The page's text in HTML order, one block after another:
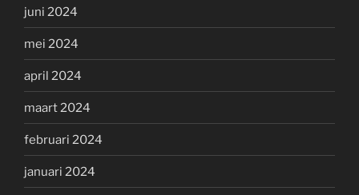
juni 2024
mei 2024
april 2024
maart 2024
februari 2024
januari 2024